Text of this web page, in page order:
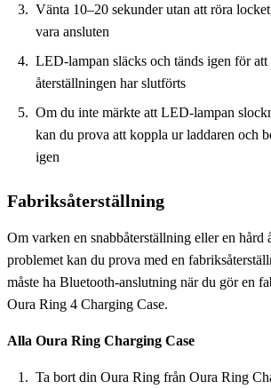
Vänta 10–20 sekunder utan att röra
vara ansluten
LED-lampan släcks och tänds igen för att
återställningen har slutförts
Om du inte märkte att LED-lampan
kan du prova att koppla ur laddaren och
igen
Fabriksåterställning
Om varken en snabbåterställning eller en hård
problemet kan du prova med en
måste ha Bluetooth-anslutning när du gör en
Oura Ring 4 Charging Case.
Alla Oura Ring Charging Case
Ta bort din Oura Ring från Oura Ring